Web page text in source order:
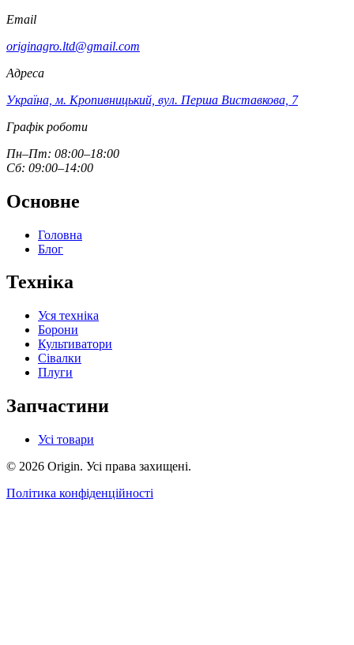
Email
originagro.ltd@gmail.com
Адреса
Україна, м. Кропивницький, вул. Перша Виставкова, 7
Графік роботи
Пн–Пт: 08:00–18:00
Сб: 09:00–14:00
Основне
Головна
Блог
Техніка
Уся техніка
Борони
Культиватори
Сівалки
Плуги
Запчастини
Усі товари
© 2026 Origin. Усі права захищені.
Політика конфіденційності